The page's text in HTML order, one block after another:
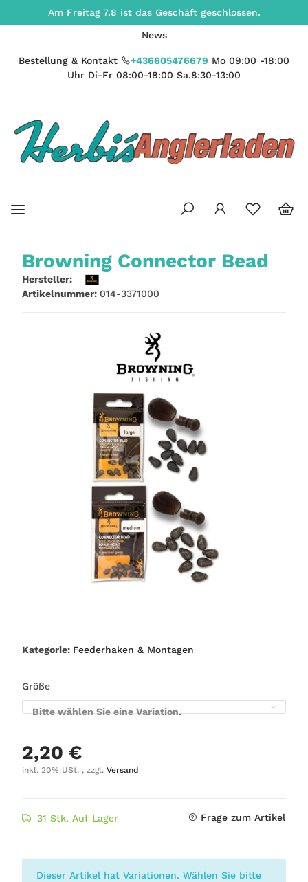
Am Freitag 7.8 ist das Geschäft geschlossen.
News
Bestellung & Kontakt +436605476679 Mo 09:00 -18:00
Uhr Di-Fr 08:00-18:00 Sa.8:30-13:00
Browning Connector Bead
Hersteller:
Artikelnummer: 014-3371000
Kategorie: Feederhaken & Montagen
Größe
Bitte wählen Sie eine Variation.
2,20 €
inkl. 20% USt. , zzgl. Versand
31 Stk. Auf Lager Frage zum Artikel
x
Dieser Artikel hat Variationen. Wählen Sie bitte